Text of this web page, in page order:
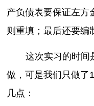
产负债表要保证左方
则重填；最后还要编
这次实习的时间
做，可是我们只做了
几点：